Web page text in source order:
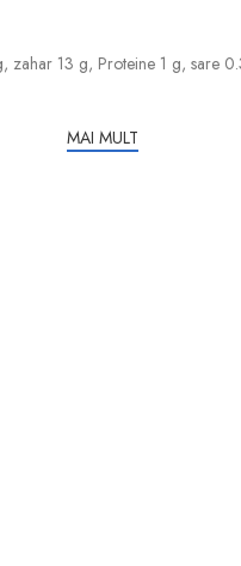
13 g, Proteine 1 g, sare
MAI MULT